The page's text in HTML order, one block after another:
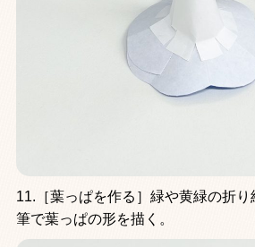
11.［葉っぱを作る］緑や黄緑の折
筆で葉っぱの形を描く。